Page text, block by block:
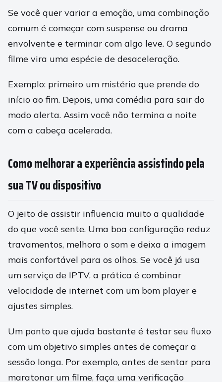
Se você quer variar a emoção, uma combinação
comum é começar com suspense ou drama
envolvente e terminar com algo leve. O segundo
filme vira uma espécie de desaceleração.
Exemplo: primeiro um mistério que prende do
início ao fim. Depois, uma comédia para sair do
modo alerta. Assim você não termina a noite
com a cabeça acelerada.
Como melhorar a experiência assistindo pela
sua TV ou dispositivo
O jeito de assistir influencia muito a qualidade
do que você sente. Uma boa configuração reduz
travamentos, melhora o som e deixa a imagem
mais confortável para os olhos. Se você já usa
um serviço de IPTV, a prática é combinar
velocidade de internet com um bom player e
ajustes simples.
Um ponto que ajuda bastante é testar seu fluxo
com um objetivo simples antes de começar a
sessão longa. Por exemplo, antes de sentar para
maratonar um filme, faça uma verificação